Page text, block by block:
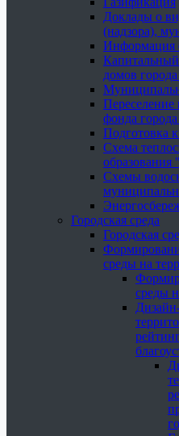
Доклады о
(надзора),
Информация
домов
фонда
Подготовка
Схема
Схемы
Городская среда
Городская
среды на
среды